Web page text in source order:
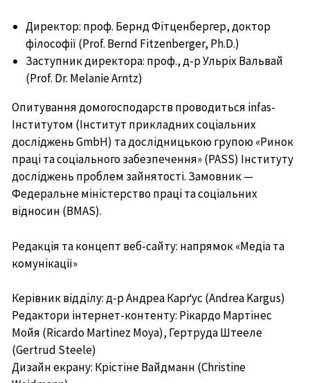
Директор: проф. Бернд Фітценбергер, доктор
філософії (Prof. Bernd Fitzenberger, Ph.D.)
Заступник директора: проф., д-р Ульріх Вальвай
(Prof. Dr. Melanie Arntz)
Опитування домогосподарств проводиться infas-
Інститутом (Інститут прикладних соціальних
досліджень GmbH) та дослідницькою групою «Ринок
праці та соціального забезпечення» (PASS) Інституту
досліджень проблем зайнятості. Замовник —
Федеральне міністерство праці та соціальних
відносин (BMAS).
Редакція та концепт веб-сайту: напрямок «Медіа та
комунікації»
Керівник відділу: д-р Андреа Карґус (Andrea Kargus)
Редактори інтернет-контенту: Рікардо Мартінес
Мойя (Ricardo Martinez Moya), Гертруда Штееле
(Gertrud Steele)
Дизайн екрану: Крістіне Вайдманн (Christine